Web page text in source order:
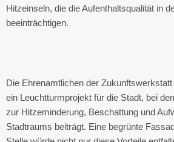
Hitzeinseln, die die Aufenthaltsqualität in
beeinträchtigen.
Die Ehrenamtlichen der
ein Leuchtturmprojekt für die Stadt, bei
zur Hitzeminderung, Beschattung und
Stadtraums beiträgt. Eine begrünte